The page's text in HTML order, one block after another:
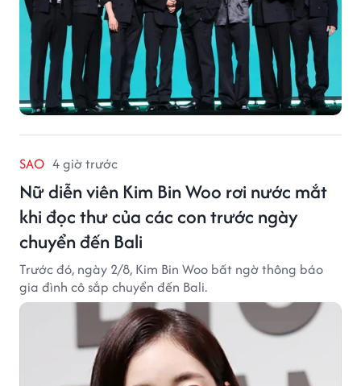
SAO 4 giờ trước
Nữ diễn viên Kim Bin Woo rơi nước mắt
khi đọc thư của các con trước ngày
chuyển đến Bali
Trước đó, ngày 2/8, Kim Bin Woo bất ngờ thông báo
gia đình cô sắp chuyển đến Bali.